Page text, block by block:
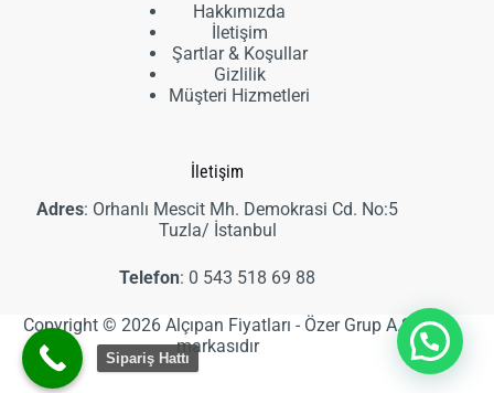
Hakkımızda
İletişim
Şartlar & Koşullar
Gizlilik
Müşteri Hizmetleri
İletişim
Adres: Orhanlı Mescit Mh. Demokrasi Cd. No:5
Tuzla/ İstanbul
Telefon: 0 543 518 69 88
Copyright © 2026 Alçıpan Fiyatları - Özer Grup A.Ş
markasıdır
Sipariş Hattı